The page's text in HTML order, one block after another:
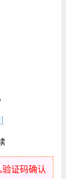
证码确认